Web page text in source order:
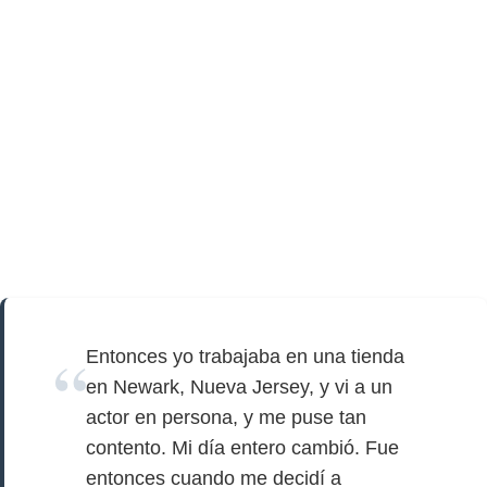
Entonces yo trabajaba en una tienda
en Newark, Nueva Jersey, y vi a un
actor en persona, y me puse tan
contento. Mi día entero cambió. Fue
entonces cuando me decidí a